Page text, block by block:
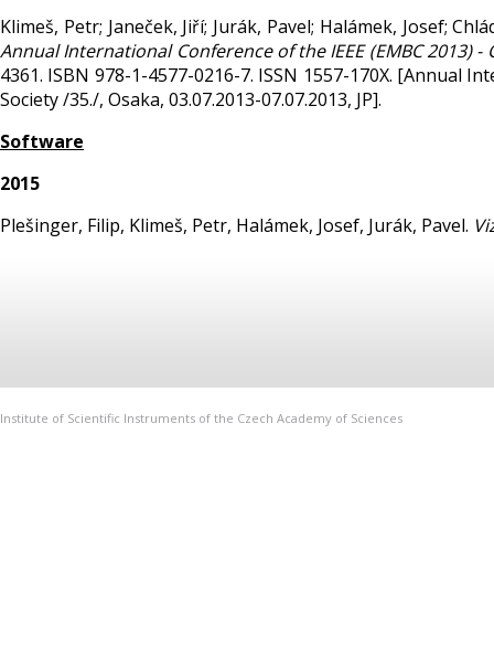
Klimeš, Petr; Janeček, Jiří; Jurák, Pavel; Halámek, Josef;
Annual International Conference of the IEEE (EMBC 2013)
4361. ISBN 978-1-4577-0216-7. ISSN 1557-170X. [Annual
Society /35./, Osaka, 03.07.2013-07.07.2013, JP].
Software
2015
Plešinger, Filip, Klimeš, Petr, Halámek, Josef, Jurák, Pavel.
Institute of Scientific Instruments of the Czech Academy of Sciences